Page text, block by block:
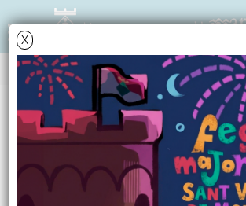
X
AGENDA
Dilluns15 abril 2013
Curs de francès